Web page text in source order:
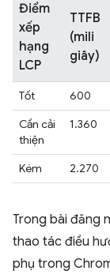
Điểm
xếp
hạng
LCP
TTFB
(mili
giây)
Tốt 600
Cần cải
thiện
1.360
Kém 2.270
Trong bài đăng
thao tác điều
phụ trong